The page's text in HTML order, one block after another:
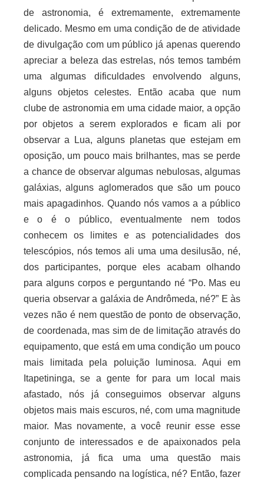
de astronomia, é extremamente, extremamente
delicado. Mesmo em uma condição de de atividade
de divulgação com um público já apenas querendo
apreciar a beleza das estrelas, nós temos também
uma algumas dificuldades envolvendo alguns,
alguns objetos celestes. Então acaba que num
clube de astronomia em uma cidade maior, a opção
por objetos a serem explorados e ficam ali por
observar a Lua, alguns planetas que estejam em
oposição, um pouco mais brilhantes, mas se perde
a chance de observar algumas nebulosas, algumas
galáxias, alguns aglomerados que são um pouco
mais apagadinhos. Quando nós vamos a a público
e o é o público, eventualmente nem todos
conhecem os limites e as potencialidades dos
telescópios, nós temos ali uma uma desilusão, né,
dos participantes, porque eles acabam olhando
para alguns corpos e perguntando né “Po. Mas eu
queria observar a galáxia de Andrômeda, né?” E às
vezes não é nem questão de ponto de observação,
de coordenada, mas sim de de limitação através do
equipamento, que está em uma condição um pouco
mais limitada pela poluição luminosa. Aqui em
Itapetininga, se a gente for para um local mais
afastado, nós já conseguimos observar alguns
objetos mais mais escuros, né, com uma magnitude
maior. Mas novamente, a você reunir esse esse
conjunto de interessados e de apaixonados pela
astronomia, já fica uma uma questão mais
complicada pensando na logística, né? Então, fazer